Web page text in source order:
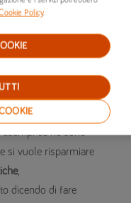
la lavatrice solo
dellelampadinea
hanno un consumo
alle prime con un
ce ne sono
si vuole risparmiare
,
dicendo di fare
Policy.